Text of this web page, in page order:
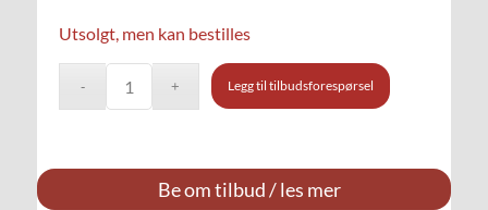
Utsolgt, men kan bestilles
Legg til tilbudsforespørsel
Be om tilbud / les mer